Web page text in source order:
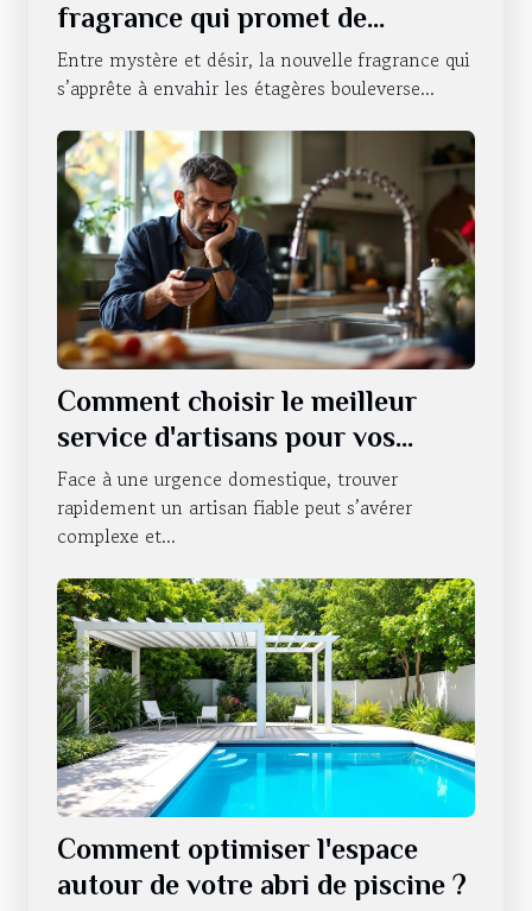
fragrance qui promet de
révolutionner la séduction
Entre mystère et désir, la nouvelle fragrance qui
s’apprête à envahir les étagères bouleverse...
Comment choisir le meilleur
service d'artisans pour vos
urgences domestiques ?
Face à une urgence domestique, trouver
rapidement un artisan fiable peut s’avérer
complexe et...
Comment optimiser l'espace
autour de votre abri de piscine ?